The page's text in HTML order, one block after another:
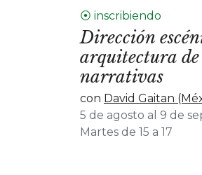
⦿ inscribiendo
Dirección
arquitectura
narrativas
con David Gaitan
5 de agosto al 9 de
Martes de 15 a 17